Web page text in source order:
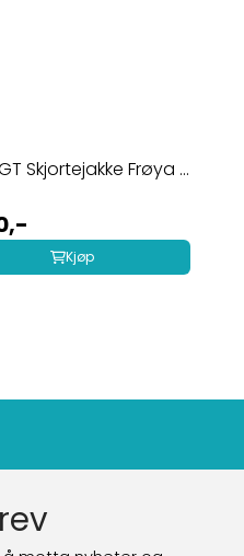
Skjortejakke Frøya ...
Kjøp